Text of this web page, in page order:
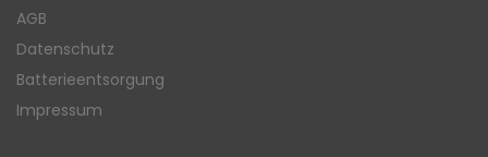
AGB
Datenschutz
Batterieentsorgung
Impressum